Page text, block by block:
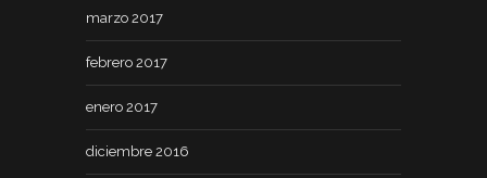
marzo 2017
febrero 2017
enero 2017
diciembre 2016